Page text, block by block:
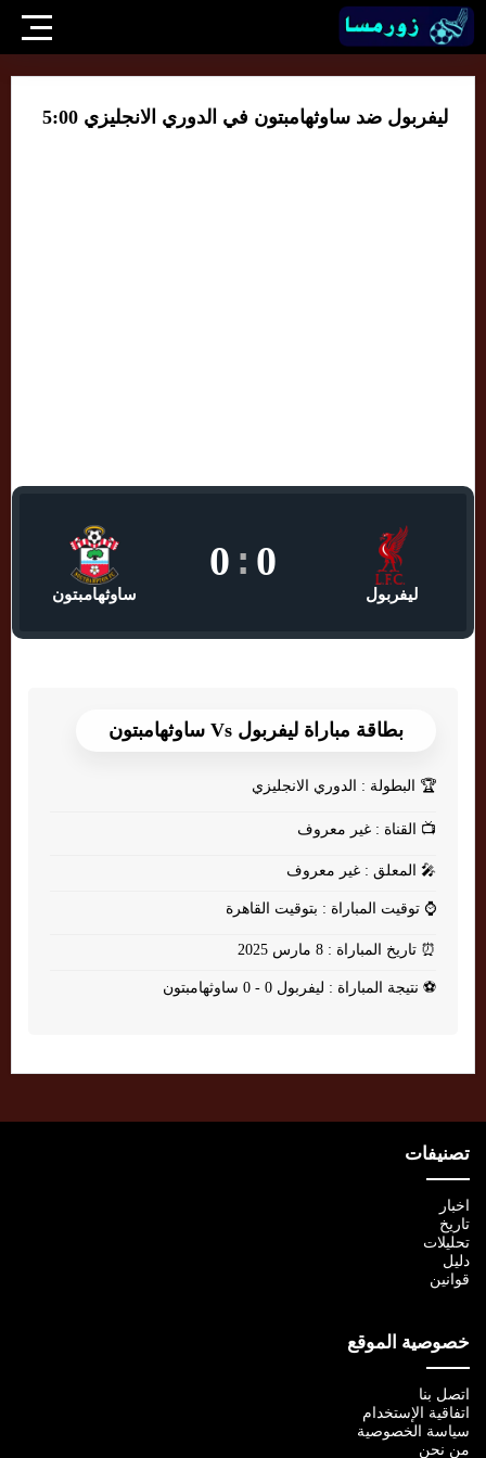
ليفربول ضد ساوثهامبتون في الدوري الانجليزي 5:00
ليفربول
0
:
0
ساوثهامبتون
بطاقة مباراة ليفربول Vs ساوثهامبتون
🏆 البطولة : الدوري الانجليزي
📺 القناة : غير معروف
🎤 المعلق : غير معروف
⌚ توقيت المباراة : بتوقيت القاهرة
⏰ تاريخ المباراة : 8 مارس 2025
⚽ نتيجة المباراة : ليفربول 0 - 0 ساوثهامبتون
تصنيفات
اخبار
تاريخ
تحليلات
دليل
قوانين
خصوصية الموقع
اتصل بنا
اتفاقية الإستخدام
سياسة الخصوصية
من نحن